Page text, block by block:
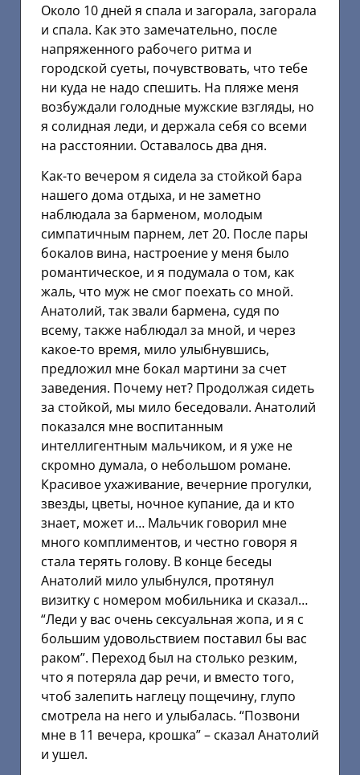
Около 10 дней я спала и загорала, загорала
и спала. Как это замечательно, после
напряженного рабочего ритма и
городской суеты, почувствовать, что тебе
ни куда не надо спешить. На пляже меня
возбуждали голодные мужские взгляды, но
я солидная леди, и держала себя со всеми
на расстоянии. Оставалось два дня.
Как-то вечером я сидела за стойкой бара
нашего дома отдыха, и не заметно
наблюдала за барменом, молодым
симпатичным парнем, лет 20. После пары
бокалов вина, настроение у меня было
романтическое, и я подумала о том, как
жаль, что муж не смог поехать со мной.
Анатолий, так звали бармена, судя по
всему, также наблюдал за мной, и через
какое-то время, мило улыбнувшись,
предложил мне бокал мартини за счет
заведения. Почему нет? Продолжая сидеть
за стойкой, мы мило беседовали. Анатолий
показался мне воспитанным
интеллигентным мальчиком, и я уже не
скромно думала, о небольшом романе.
Красивое ухаживание, вечерние прогулки,
звезды, цветы, ночное купание, да и кто
знает, может и… Мальчик говорил мне
много комплиментов, и честно говоря я
стала терять голову. В конце беседы
Анатолий мило улыбнулся, протянул
визитку с номером мобильника и сказал…
“Леди у вас очень сексуальная жопа, и я с
большим удовольствием поставил бы вас
раком”. Переход был на столько резким,
что я потеряла дар речи, и вместо того,
чтоб залепить наглецу пощечину, глупо
смотрела на него и улыбалась. “Позвони
мне в 11 вечера, крошка” – сказал Анатолий
и ушел.